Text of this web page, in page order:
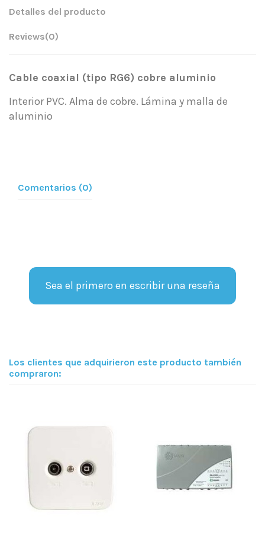
Detalles del producto
Reviews(0)
Cable coaxial (tipo RG6) cobre aluminio
Interior PVC. Alma de cobre. Lámina y malla de
aluminio
Comentarios (0)
Sea el primero en escribir una reseña
Los clientes que adquirieron este producto también
compraron: